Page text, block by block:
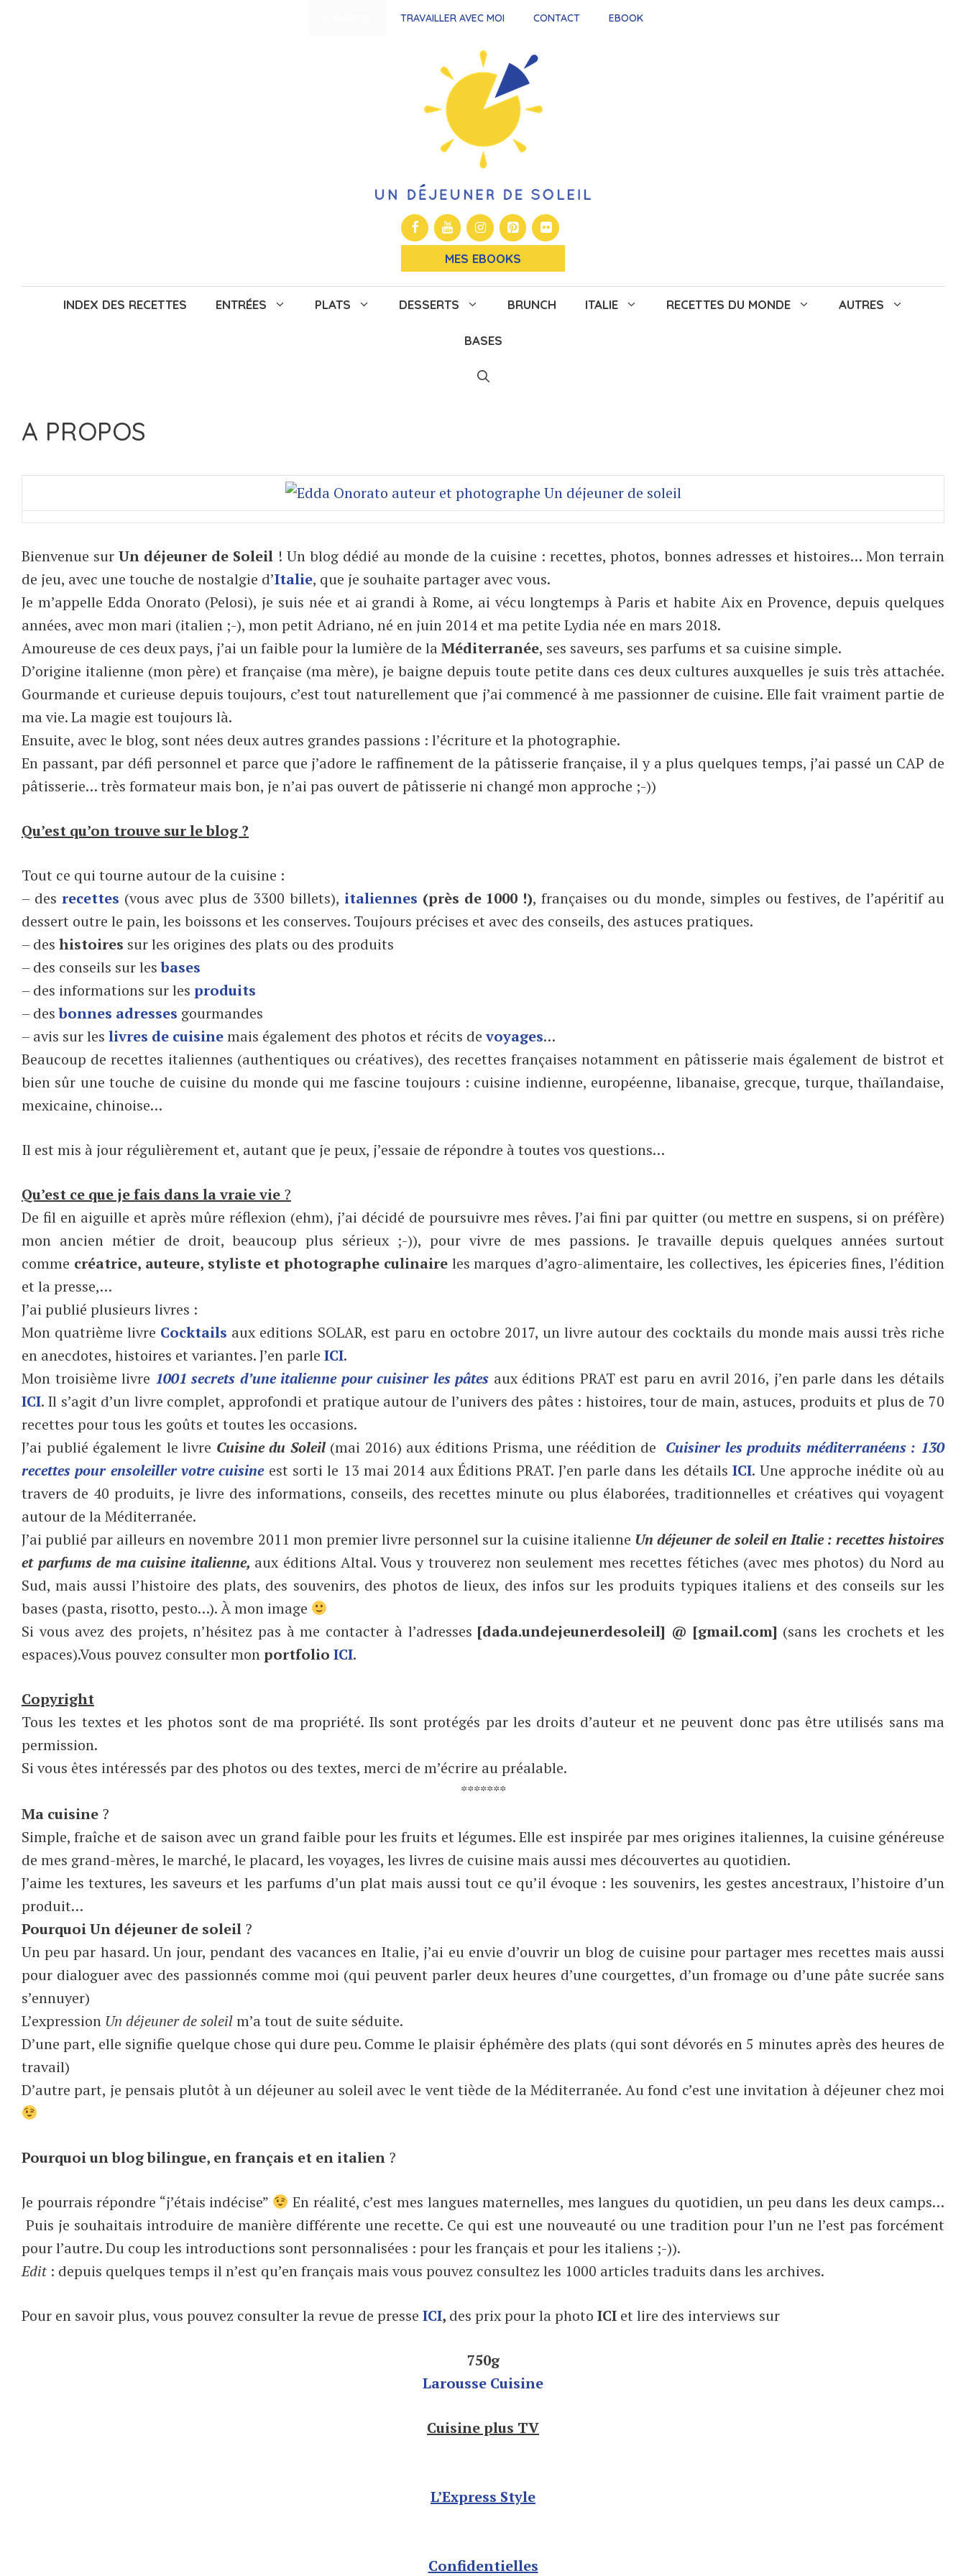
TRAVAILLER AVEC MOI CONTACT EBOOK
MES EBOOKS
INDEX DES RECETTES ENTRÉES PLATS DESSERTS BRUNCH ITALIE RECETTES DU MONDE AUTRES
BASES
A PROPOS
Bienvenue surUn déjeuner de Soleil ! Un blog dédié au monde de la cuisine : recettes, photos, bonnes adresses et histoires… Mon terrain
de jeu, avec une touche de nostalgie d’Italie, que je souhaite partager avec vous.
Je m’appelle Edda Onorato (Pelosi), je suis née et ai grandi à Rome, ai vécu longtemps à Paris et habite Aix en Provence, depuis quelques
années, avec mon mari (italien ;-), mon petit Adriano, né en juin 2014 et ma petite Lydia née en mars 2018.
Amoureuse de ces deux pays, j’ai un faible pour la lumière de laMéditerranée, ses saveurs, ses parfums et sa cuisine simple.
D’origine italienne (mon père) et française (ma mère), je baigne depuis toute petite dans ces deux cultures auxquelles je suis très attachée.
Gourmande et curieuse depuis toujours, c’est tout naturellement que j’ai commencé à me passionner de cuisine. Elle fait vraiment partie de
ma vie. La magie est toujours là.
Ensuite, avec le blog, sont nées deux autres grandes passions : l’écriture et la photographie.
En passant, par défi personnel et parce que j’adore le raffinement de la pâtisserie française, il y a plus quelques temps, j’ai passé un CAP de
pâtisserie… très formateur mais bon, je n’ai pas ouvert de pâtisserie ni changé mon approche ;-))
Qu’est qu’on trouve sur le blog ?
Tout ce qui tourne autour de la cuisine :
– des recettes (vous avec plus de 3300 billets), italiennes (près de 1000 !), françaises ou du monde, simples ou festives, de l’apéritif au
dessert outre le pain, les boissons et les conserves. Toujours précises et avec des conseils, des astuces pratiques.
– des histoires sur les origines des plats ou des produits
– des conseils sur lesbases
– des informations sur les produits
– desbonnes adresses gourmandes
– avis sur les livres de cuisinemais également des photos et récits devoyages…
Beaucoup de recettes italiennes (authentiques ou créatives), des recettes françaises notamment en pâtisserie mais également de bistrot et
bien sûr une touche de cuisine du monde qui me fascine toujours : cuisine indienne, européenne, libanaise, grecque, turque, thaïlandaise,
mexicaine, chinoise…
Il est mis à jour régulièrement et, autant que je peux, j’essaie de répondre à toutes vos questions…
Qu’est ce que je fais dans la vraie vie ?
De fil en aiguille et après mûre réflexion (ehm), j’ai décidé de poursuivre mes rêves. J’ai fini par quitter (ou mettre en suspens, si on préfère)
mon ancien métier de droit, beaucoup plus sérieux ;-)), pour vivre de mes passions. Je travaille depuis quelques années surtout
comme créatrice, auteure, styliste et photographe culinaireles marques d’agro-alimentaire, les collectives, les épiceries fines, l’édition
et la presse,…
J’ai publié plusieurs livres :
Mon quatrième livre Cocktails aux editions SOLAR, est paru en octobre 2017, un livre autour des cocktails du monde mais aussi très riche
en anecdotes, histoires et variantes. J’en parle ICI.
Mon troisième livre 1001 secrets d’une italienne pour cuisiner les pâtes aux éditions PRAT est paru en avril 2016, j’en parle dans les détails
ICI. Il s’agit d’un livre complet, approfondi et pratique autour de l’univers des pâtes : histoires, tour de main, astuces, produits et plus de 70
recettes pour tous les goûts et toutes les occasions.
J’ai publié également le livre Cuisine du Soleil (mai 2016) aux éditions Prisma, une réédition de Cuisiner les produits méditerranéens : 130
recettes pour ensoleiller votre cuisine est sorti le 13 mai 2014 aux Éditions PRAT. J’en parle dans les détailsICI. Une approche inédite où au
travers de 40 produits, je livre des informations, conseils, des recettes minute ou plus élaborées, traditionnelles et créatives qui voyagent
autour de la Méditerranée.
J’ai publié par ailleurs en novembre 2011 mon premier livre personnel sur la cuisine italienne Un déjeuner de soleil en Italie : recettes histoires
et parfums de ma cuisine italienne, aux éditions Altal. Vous y trouverez non seulement mes recettes fétiches (avec mes photos) du Nord au
Sud, mais aussi l’histoire des plats, des souvenirs, des photos de lieux, des infos sur les produits typiques italiens et des conseils sur les
bases (pasta, risotto, pesto…). À mon image
Si vous avez des projets, n’hésitez pas à me contacter à l’adresses [dada.undejeunerdesoleil] @ [gmail.com] (sans les crochets et les
espaces).Vous pouvez consulter monportfolio ICI.
Copyright
Tous les textes et les photos sont de ma propriété. Ils sont protégés par les droits d’auteur et ne peuvent donc pas être utilisés sans ma
permission.
Si vous êtes intéressés par des photos ou des textes, merci de m’écrire au préalable.
*******
Ma cuisine ?
Simple, fraîche et de saison avec un grand faible pour les fruits et légumes. Elle est inspirée par mes origines italiennes, la cuisine généreuse
de mes grand-mères, le marché, le placard, les voyages, les livres de cuisine mais aussi mes découvertes au quotidien.
J’aime les textures, les saveurs et les parfums d’un plat mais aussi tout ce qu’il évoque : les souvenirs, les gestes ancestraux, l’histoire d’un
produit…
Pourquoi Un déjeuner de soleil ?
Un peu par hasard. Un jour, pendant des vacances en Italie, j’ai eu envie d’ouvrir un blog de cuisine pour partager mes recettes mais aussi
pour dialoguer avec des passionnés comme moi (qui peuvent parler deux heures d’une courgettes, d’un fromage ou d’une pâte sucrée sans
s’ennuyer)
L’expression Un déjeuner de soleilm’a tout de suite séduite.
D’une part, elle signifie quelque chose qui dure peu. Comme le plaisir éphémère des plats (qui sont dévorés en 5 minutes après des heures de
travail)
D’autre part, je pensais plutôt à un déjeuner au soleil avec le vent tiède de la Méditerranée. Au fond c’est une invitation à déjeuner chez moi
Pourquoi un blog bilingue, en français et en italien ?
Je pourrais répondre “j’étais indécise”
En réalité, c’est mes langues maternelles, mes langues du quotidien, un peu dans les deux camps…
Puis je souhaitais introduire de manière différente une recette. Ce qui est une nouveauté ou une tradition pour l’un ne l’est pas forcément
pour l’autre. Du coup les introductions sont personnalisées : pour les français et pour les italiens ;-)).
Edit : depuis quelques temps il n’est qu’en français mais vous pouvez consultez les 1000 articles traduits dans les archives.
Pour en savoir plus, vous pouvez consulter la revue de presse ICI, des prix pour la photo ICI et lire des interviews sur
750g
Larousse Cuisine
Cuisine plus TV
L’Express Style
Confidentielles